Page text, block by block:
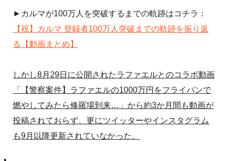
►カルマが100万人を突破するまでの軌跡はコチラ：
【祝】カルマ 登録者100万人突破までの軌跡を振り返
る【動画まとめ】
しかし8月29日に公開されたラファエルとのコラボ動画
「【警察案件】ラファエルの1000万円をフライパンで
燃やしてみたら修羅場到来…」から約3か月間も動画が
投稿されておらず、更にツイッターやインスタグラム
も9月以降更新されていなかった。